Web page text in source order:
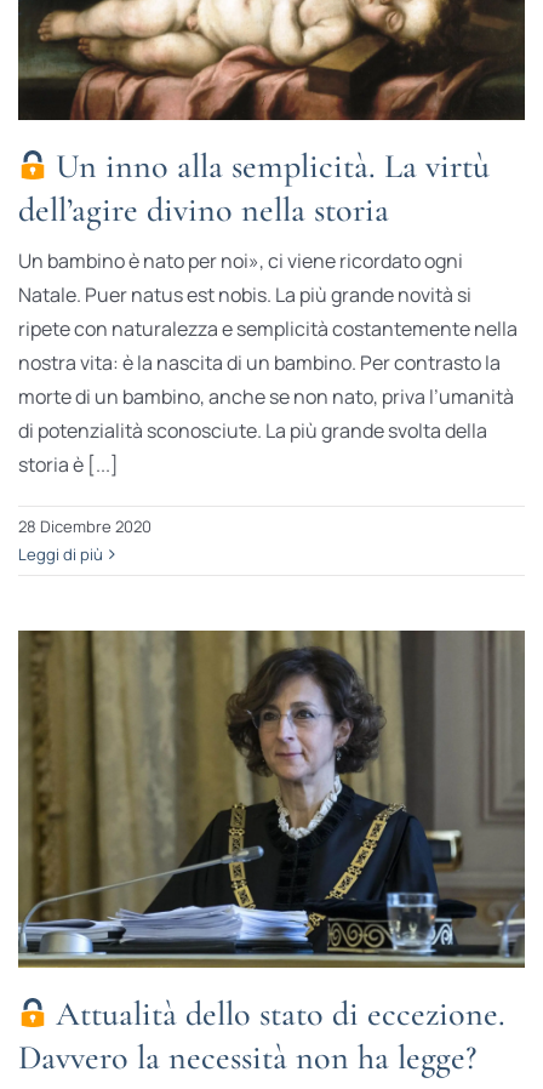
Un inno alla semplicità. La virtù
dell’agire divino nella storia
Un bambino è nato per noi», ci viene ricordato ogni
Natale. Puer natus est nobis. La più grande novità si
ripete con naturalezza e semplicità costantemente nella
nostra vita: è la nascita di un bambino. Per contrasto la
morte di un bambino, anche se non nato, priva l’umanità
di potenzialità sconosciute. La più grande svolta della
storia è [...]
28 Dicembre 2020
Leggi di più
Attualità dello stato di eccezione.
Davvero la necessità non ha legge?